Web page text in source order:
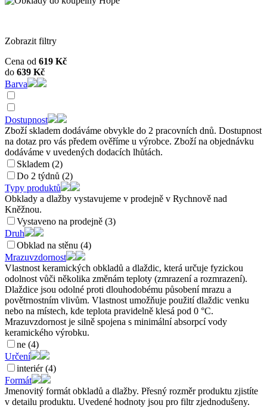
Zobrazit filtry
Cena od 619 Kč
do 639 Kč
Barva
Dostupnost
Zboží skladem dodáváme obvykle do 2 pracovních dnů. Dostupnost
na dotaz pro vás předem ověříme u výrobce. Zboží na objednávku
dodáváme v uvedených dodacích lhůtách.
Skladem (2)
Do 2 týdnů (2)
Typy produktů
Obklady a dlažby vystavujeme v prodejně v Rychnově nad
Kněžnou.
Vystaveno na prodejně (3)
Druh
Obklad na stěnu (4)
Mrazuvzdornost
Vlastnost keramických obkladů a dlaždic, která určuje fyzickou
odolnost vůči několika změnám teploty (zmrazení a rozmrazení).
Dlaždice jsou odolné proti dlouhodobému působení mrazu a
povětrnostním vlivům. Vlastnost umožňuje použití dlaždic venku
nebo na místech, kde teplota pravidelně klesá pod 0 °C.
Mrazuvzdornost je silně spojena s minimální absorpcí vody
keramického výrobku.
ne (4)
Určení
interiér (4)
Formát
Jmenovitý formát obkladů a dlažby. Přesný rozměr produktu zjistíte
v detailu produktu. Uvedené hodnoty jsou pro filtr zjednodušeny.